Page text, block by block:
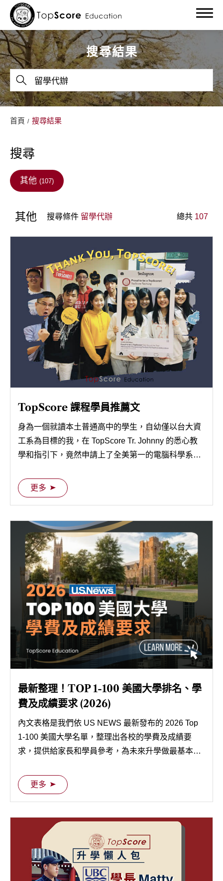
搜尋結果
首頁 搜尋結果
搜尋
其他 (107)
其他 搜尋條件 留學代辦 總共 107
TopScore 課程學員推薦文
身為一個就讀本土普通高中的學生，自幼僅以台大資
工系為目標的我，在 TopScore Tr. Johnny 的悉心教
學和指引下，竟然申請上了全美第一的電腦科學系
初相信 TopScore，是因為優秀學長姊的口碑及他們紮
實的榜單，也因為我相信我自己在網路上蒐集了許多
更多
最新整理！TOP 1-100 美國大學排名、學
費及成績要求 (2026)
內文表格是我們依 US NEWS 最新發布的 2026 Top
1-100 美國大學名單，整理出各校的學費及成績要
求，提供給家長和學員參考，為未來升學做最基本的
更多
關於我們
留學服務
留學部落格
留學最新消息
聯絡我們